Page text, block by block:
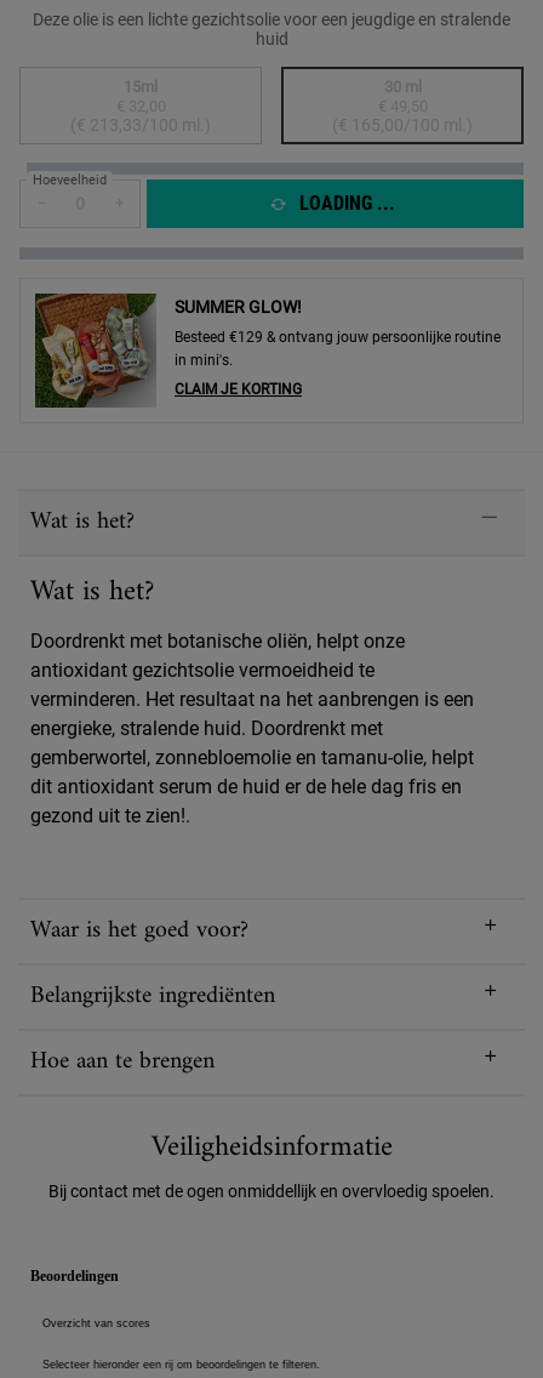
Deze olie is een lichte gezichtsolie voor een jeugdige en stralende
huid
Geselecteerd
De productvariant is niet in voorraad, {0}
15ml
€ 32,00
(€ 213,33/100 ml.)
, 1 of 2 Geselecteerd
De productvariant is
30 ml
€ 49,50
(€ 165,00/100 ml.)
, 2 of 2
Hoeveelheid
LOADING ...
SUMMER GLOW!
Besteed €129 & ontvang jouw persoonlijke routine
in mini's.
CLAIM JE KORTING
Wat is het?
Wat is het?
Doordrenkt met botanische oliën, helpt onze
antioxidant gezichtsolie vermoeidheid te
verminderen. Het resultaat na het aanbrengen is een
energieke, stralende huid. Doordrenkt met
gemberwortel, zonnebloemolie en tamanu-olie, helpt
dit antioxidant serum de huid er de hele dag fris en
gezond uit te zien!.
Waar is het goed voor?
Belangrijkste ingrediënten
Hoe aan te brengen
Veiligheidsinformatie
Bij contact met de ogen onmiddellijk en overvloedig spoelen.